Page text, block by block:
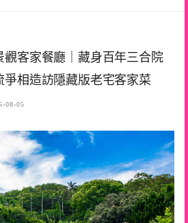
觀客家餐廳｜藏身百年三合院
相造訪隱藏版老宅客家菜
08-05